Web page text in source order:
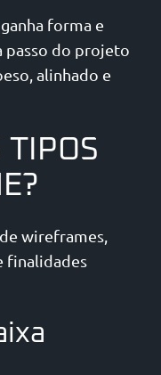
forma e
passo do projeto
alinhado e
TIPOS
wireframes,
finalidades